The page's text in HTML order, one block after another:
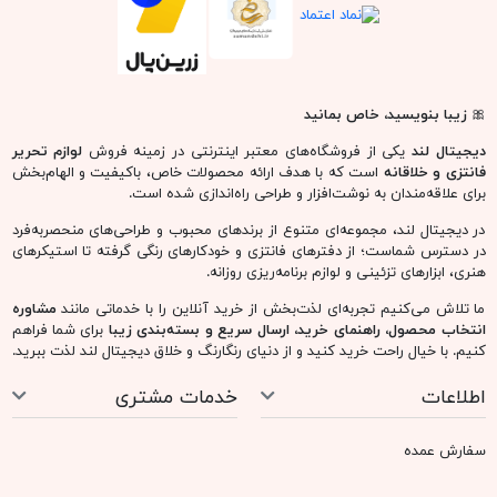
🎀زیبا بنویسید، خاص بمانید
دیجیتال لند یکی از فروشگاه‌های معتبر اینترنتی در زمینه فروش لوازم تحریر
فانتزی و خلاقانه است که با هدف ارائه محصولات خاص، باکیفیت و الهام‌بخش
برای علاقه‌مندان به نوشت‌افزار و طراحی راه‌اندازی شده است.
در دیجیتال لند، مجموعه‌ای متنوع از برندهای محبوب و طراحی‌های منحصربه‌فرد
در دسترس شماست؛ از دفترهای فانتزی و خودکارهای رنگی گرفته تا استیکرهای
هنری، ابزارهای تزئینی و لوازم برنامه‌ریزی روزانه.
ما تلاش می‌کنیم تجربه‌ای لذت‌بخش از خرید آنلاین را با خدماتی مانندمشاوره
انتخاب محصول، راهنمای خرید، ارسال سریع و بسته‌بندی زیبا برای شما فراهم
کنیم. با خیال راحت خرید کنید و از دنیای رنگارنگ و خلاق دیجیتال لند لذت ببرید.
اطلاعات خدمات مشتری
سفارش عمده